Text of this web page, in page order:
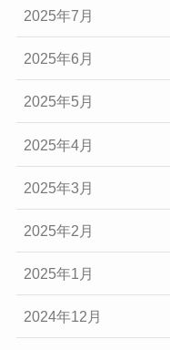
2025年7月
2025年6月
2025年5月
2025年4月
2025年3月
2025年2月
2025年1月
2024年12月